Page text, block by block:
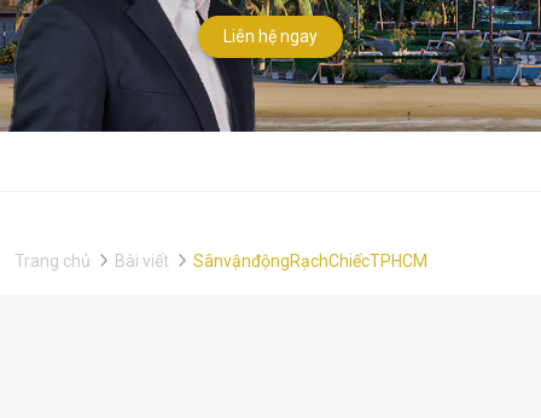
Liên hệ ngay
Trang chủ Bài viết SânvậnđộngRạchChiếcTPHCM